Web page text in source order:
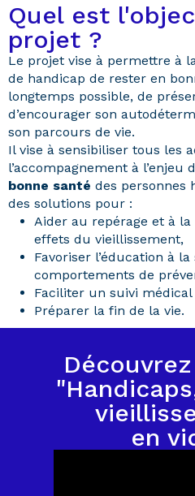
Quel est
projet ?
Le projet vise à permettre à
de handicap de rester en
longtemps possible, de
d’encourager son
son parcours de vie.
Il vise à sensibiliser tous les
l’accompagnement à l’enjeu
bonne santé des personnes
des solutions pour :
Aider au repérage et à
effets du vieillissement,
Favoriser l’éducation à
comportements de
Faciliter un suivi
Préparer la fin de la vie.
en